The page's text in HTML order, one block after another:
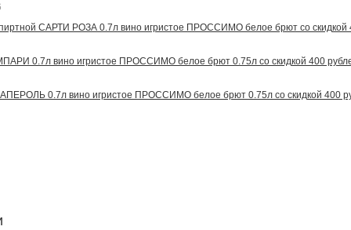
САРТИ РОЗА 0.7л вино игристое ПРОССИМО белое брют со скидкой
0.7л вино игристое ПРОССИМО белое брют 0.75л со скидкой 400
0.7л вино игристое ПРОССИМО белое брют 0.75л со скидкой 400